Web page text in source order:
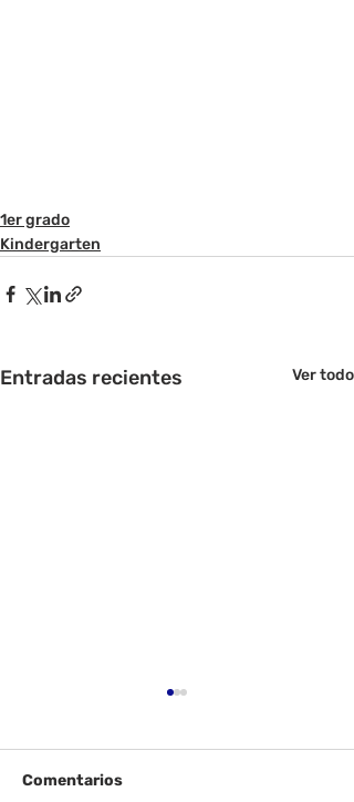
1er grado
Kindergarten
Entradas recientes Ver todo
Comentarios